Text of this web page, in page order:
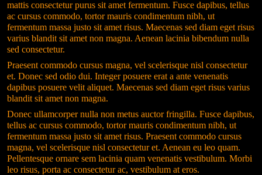
mattis consectetur purus sit amet fermentum. Fusce dapibus, tellus
ac cursus commodo, tortor mauris condimentum nibh, ut
fermentum massa justo sit amet risus. Maecenas sed diam eget risus
varius blandit sit amet non magna. Aenean lacinia bibendum nulla
sed consectetur.
Praesent commodo cursus magna, vel scelerisque nisl consectetur
et. Donec sed odio dui. Integer posuere erat a ante venenatis
dapibus posuere velit aliquet. Maecenas sed diam eget risus varius
blandit sit amet non magna.
Donec ullamcorper nulla non metus auctor fringilla. Fusce dapibus,
tellus ac cursus commodo, tortor mauris condimentum nibh, ut
fermentum massa justo sit amet risus. Praesent commodo cursus
magna, vel scelerisque nisl consectetur et. Aenean eu leo quam.
Pellentesque ornare sem lacinia quam venenatis vestibulum. Morbi
leo risus, porta ac consectetur ac, vestibulum at eros.